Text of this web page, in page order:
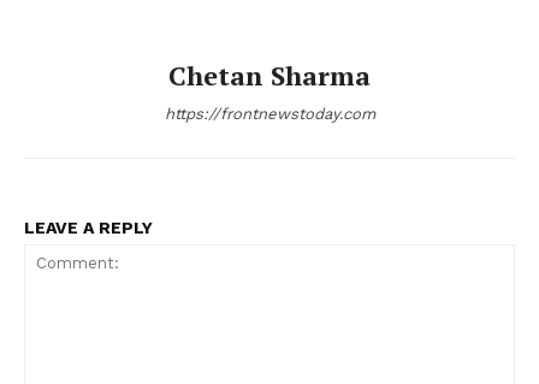
Chetan Sharma
https://frontnewstoday.com
LEAVE A REPLY